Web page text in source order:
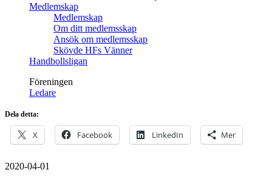
Medlemskap
Medlemskap
Om ditt medlemsskap
Ansök om medlemsskap
Skövde HFs Vänner
Handbollsligan
Föreningen
Ledare
Dela detta:
X Facebook LinkedIn Mer
2020-04-01